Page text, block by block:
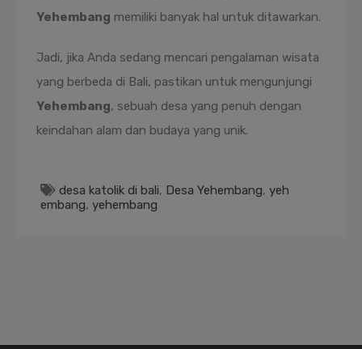
Yehembang memiliki banyak hal untuk ditawarkan.
Jadi, jika Anda sedang mencari pengalaman wisata
yang berbeda di Bali, pastikan untuk mengunjungi
Yehembang, sebuah desa yang penuh dengan
keindahan alam dan budaya yang unik.
desa katolik di bali, Desa Yehembang, yeh
embang, yehembang